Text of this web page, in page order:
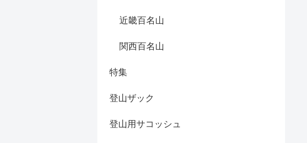
近畿百名山
関西百名山
特集
登山ザック
登山用サコッシュ